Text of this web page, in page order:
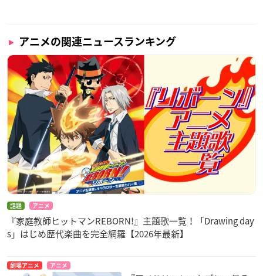
アニメの関連ニュースランキング
話題 アニメ
『家庭教師ヒットマンREBORN!』主題歌一覧！「Drawing day
s」はじめ歴代楽曲を完全網羅【2026年最新】
劇場アニメ アニメ